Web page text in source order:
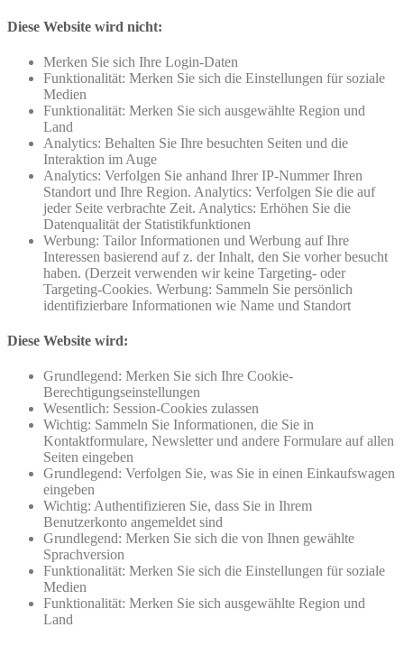
Diese Website wird nicht:
Merken Sie sich Ihre Login-Daten
Funktionalität: Merken Sie sich die Einstellungen für soziale
Medien
Funktionalität: Merken Sie sich ausgewählte Region und
Land
Analytics: Behalten Sie Ihre besuchten Seiten und die
Interaktion im Auge
Analytics: Verfolgen Sie anhand Ihrer IP-Nummer Ihren
Standort und Ihre Region. Analytics: Verfolgen Sie die auf
jeder Seite verbrachte Zeit. Analytics: Erhöhen Sie die
Datenqualität der Statistikfunktionen
Werbung: Tailor Informationen und Werbung auf Ihre
Interessen basierend auf z. der Inhalt, den Sie vorher besucht
haben. (Derzeit verwenden wir keine Targeting- oder
Targeting-Cookies. Werbung: Sammeln Sie persönlich
identifizierbare Informationen wie Name und Standort
Diese Website wird:
Grundlegend: Merken Sie sich Ihre Cookie-
Berechtigungseinstellungen
Wesentlich: Session-Cookies zulassen
Wichtig: Sammeln Sie Informationen, die Sie in
Kontaktformulare, Newsletter und andere Formulare auf allen
Seiten eingeben
Grundlegend: Verfolgen Sie, was Sie in einen Einkaufswagen
eingeben
Wichtig: Authentifizieren Sie, dass Sie in Ihrem
Benutzerkonto angemeldet sind
Grundlegend: Merken Sie sich die von Ihnen gewählte
Sprachversion
Funktionalität: Merken Sie sich die Einstellungen für soziale
Medien
Funktionalität: Merken Sie sich ausgewählte Region und
Land